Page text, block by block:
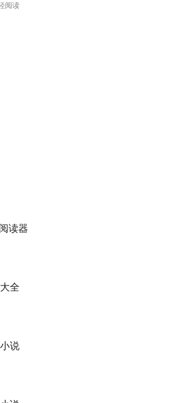
阅读
读器
全
说